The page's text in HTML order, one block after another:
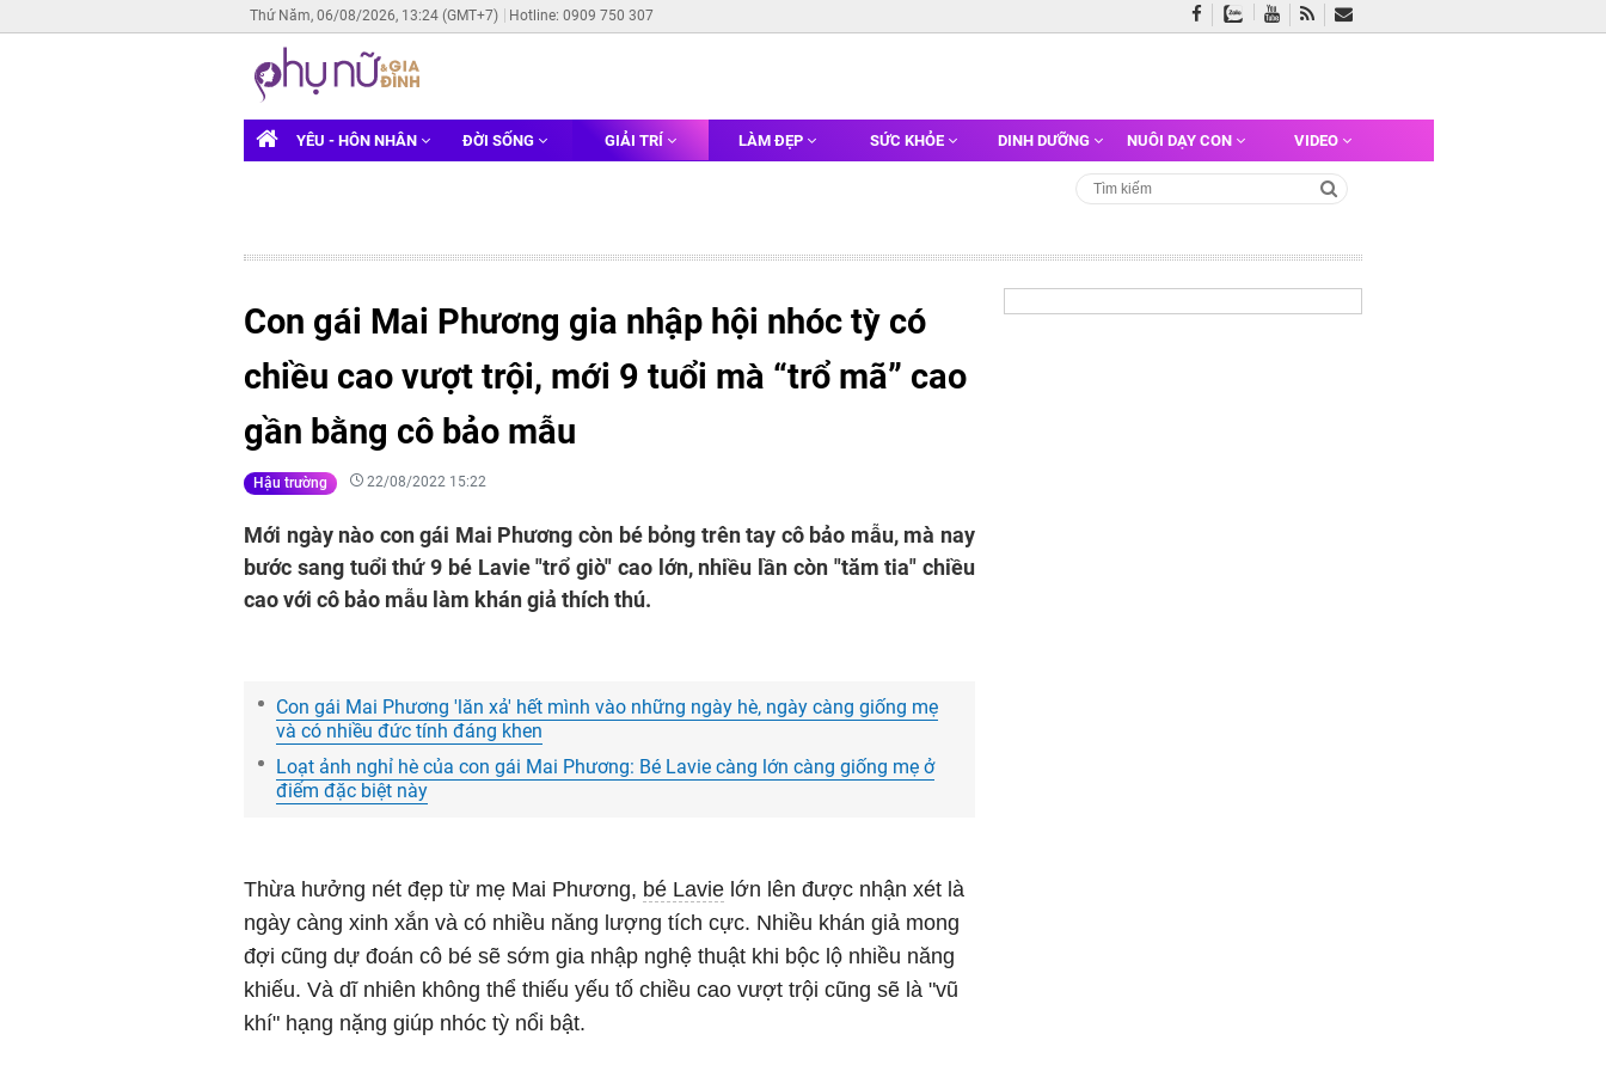
Thứ Năm, 06/08/2026, 13:24 (GMT+7) Hotline: 0909 750 307
YÊU - HÔN NHÂN ĐỜI SỐNG GIẢI TRÍ LÀM ĐẸP SỨC KHỎE DINH DƯỠNG NUÔI DẠY CON VIDEO
Con gái Mai Phương gia nhập hội nhóc tỳ có
chiều cao vượt trội, mới 9 tuổi mà “trổ mã” cao
gần bằng cô bảo mẫu
Hậu trường 22/08/2022 15:22
Mới ngày nào con gái Mai Phương còn bé bỏng trên tay cô bảo mẫu, mà nay
bước sang tuổi thứ 9 bé Lavie "trổ giò" cao lớn, nhiều lần còn "tăm tia" chiều
cao với cô bảo mẫu làm khán giả thích thú.
Con gái Mai Phương 'lăn xả' hết mình vào những ngày hè, ngày càng giống mẹ
và có nhiều đức tính đáng khen
Loạt ảnh nghỉ hè của con gái Mai Phương: Bé Lavie càng lớn càng giống mẹ ở
điểm đặc biệt này
Thừa hưởng nét đẹp từ mẹ Mai Phương, bé Lavie lớn lên được nhận xét là
ngày càng xinh xắn và có nhiều năng lượng tích cực. Nhiều khán giả mong
đợi cũng dự đoán cô bé sẽ sớm gia nhập nghệ thuật khi bộc lộ nhiều năng
khiếu. Và dĩ nhiên không thể thiếu yếu tố chiều cao vượt trội cũng sẽ là "vũ
khí" hạng nặng giúp nhóc tỳ nổi bật.